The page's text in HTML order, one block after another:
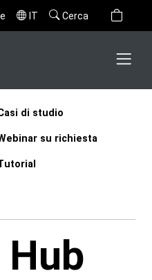
IT Cerca
di studio
su richiesta